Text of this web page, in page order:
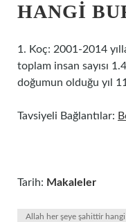
HANGI
1. Koç: 2001-2014
toplam insan sayısı
doğumun olduğu yıl
Tavsiyeli Bağlantılar:
Tarih: Makaleler
Allah her şeye şahittir